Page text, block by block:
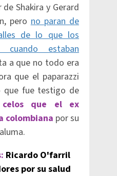
Shakira y Gerard
perono paran de
de lo que los
cuando estaban
a que no todo era
que el paparazzi
que fue testigo de
que el ex
colombiana por su
Ricardo O'farril
por su salud